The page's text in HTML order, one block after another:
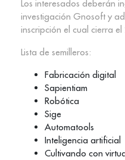
Los interesados deberán
investigación Gnosoft y
inscripción el cual cierra
Lista de semilleros:
Fabricación digital
Sapientiam
Robótica
Sige
Automatools
Inteligencia artificial
Cultivando con virtud